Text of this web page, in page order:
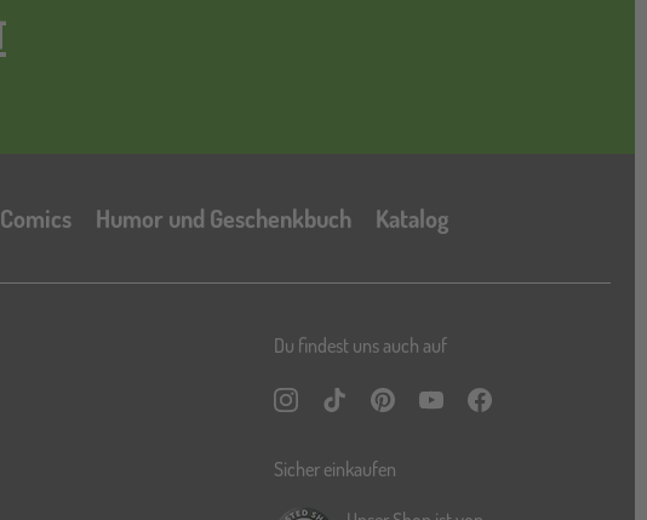
Comics Humor und Geschenkbuch Katalog
Katalog
Du findest uns auch auf
Instagram
TikTokPinterestYouTubeFacebook
Sicher einkaufen